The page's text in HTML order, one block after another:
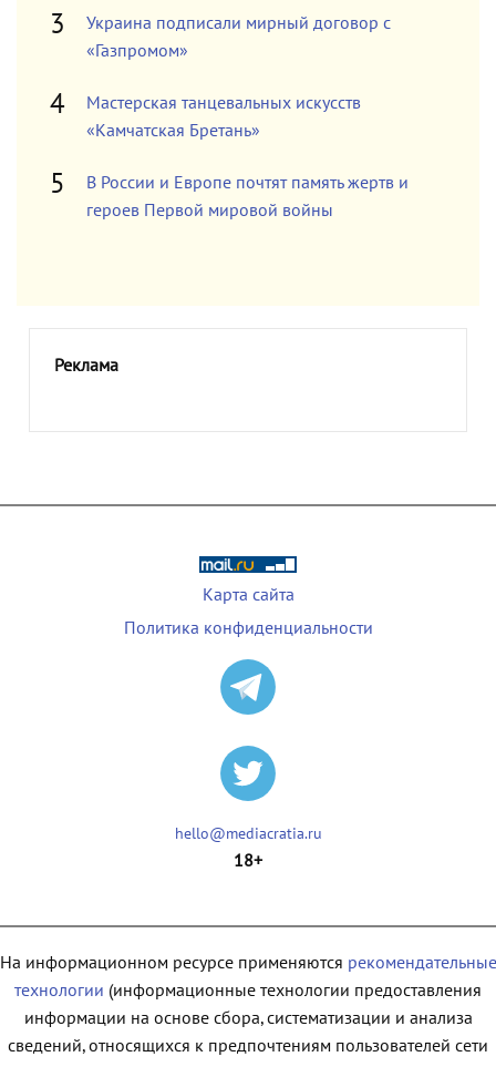
Украина подписали мирный договор с
«Газпромом»
Мастерская танцевальных искусств
«Камчатская Бретань»
В России и Европе почтят память жертв и
героев Первой мировой войны
Реклама
Карта сайта
Политика конфиденциальности
hello@mediacratia.ru
18+
На информационном ресурсе применяются рекомендательные
технологии (информационные технологии предоставления
информации на основе сбора, систематизации и анализа
сведений, относящихся к предпочтениям пользователей сети